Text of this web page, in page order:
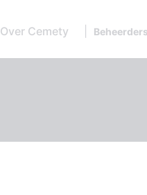
Over Cemety Beheerders